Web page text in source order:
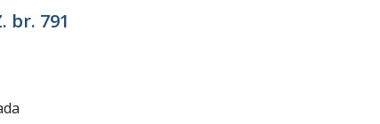
br. 791